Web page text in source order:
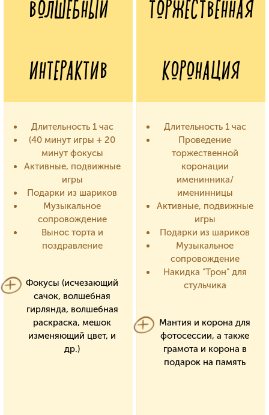
ВОЛШЕБНЫЙ
ИНТЕРАКТИВ
ТОРЖЕСТВЕННАЯ
КОРОНАЦИЯ
Длительность 1 час
(40 минут игры + 20
минут фокусы
Активные, подвижные
игры
Подарки из шариков
Музыкальное
сопровождение
Вынос торта и
поздравление
Фокусы (исчезающий
сачок, волшебная
гирлянда, волшебная
раскраска, мешок
изменяющий цвет, и
др.)
Длительность 1 час
Проведение
торжественной
коронации
именинника/
именинницы
Активные, подвижные
игры
Подарки из шариков
Музыкальное
сопровождение
Накидка "Трон" для
стульчика
Мантия и корона для
фотосессии, а также
грамота и корона в
подарок на память